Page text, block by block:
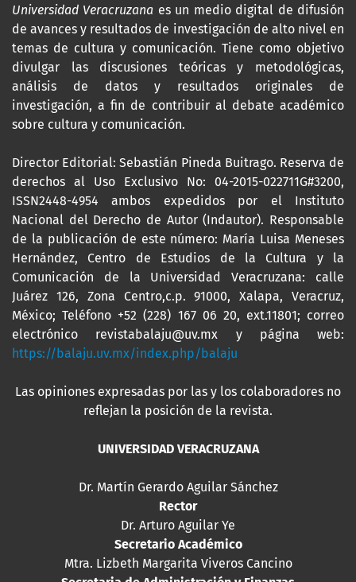
Universidad Veracruzana es un medio digital de difusión
de avances y resultados de investigación de alto nivel en
temas de cultura y comunicación. Tiene como objetivo
divulgar las discusiones teóricas y metodológicas,
análisis de datos y resultados originales de
investigación, a fin de contribuir al debate académico
sobre cultura y comunicación.
Director Editorial: Sebastián Pineda Buitrago. Reserva de
derechos al Uso Exclusivo No: 04-2015-022711G#3200,
ISSN2448-4954 ambos expedidos por el Instituto
Nacional del Derecho de Autor (Indautor). Responsable
de la publicación de este número: María Luisa Meneses
Hernández, Centro de Estudios de la Cultura y la
Comunicación de la Universidad Veracruzana: calle
Juárez 126, Zona Centro,c.p. 91000, Xalapa, Veracruz,
México; Teléfono +52 (228) 167 06 20, ext.11801; correo
electrónico revistabalaju@uv.mx y página web:
https://balaju.uv.mx/index.php/balaju
Las opiniones expresadas por las y los colaboradores no
reflejan la posición de la revista.
UNIVERSIDAD VERACRUZANA
Dr. Martín Gerardo Aguilar Sánchez
Rector
Dr. Arturo Aguilar Ye
Secretario Académico
Mtra. Lizbeth Margarita Viveros Cancino